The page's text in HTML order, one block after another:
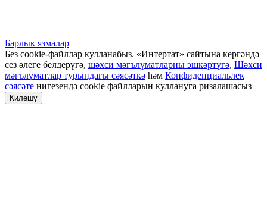
Барлык язмалар
Без cookie-файллар кулланабыз. «Интертат» сайтына кергәндә
сез әлеге белдерүгә, шәхси мәгълүматларны эшкәртүгә, Шәхси
мәгълүматлар турындагы сәясәткә һәм Конфиденциальлек
сәясәте нигезендә cookie файлларын куллануга ризалашасыз
Килешү